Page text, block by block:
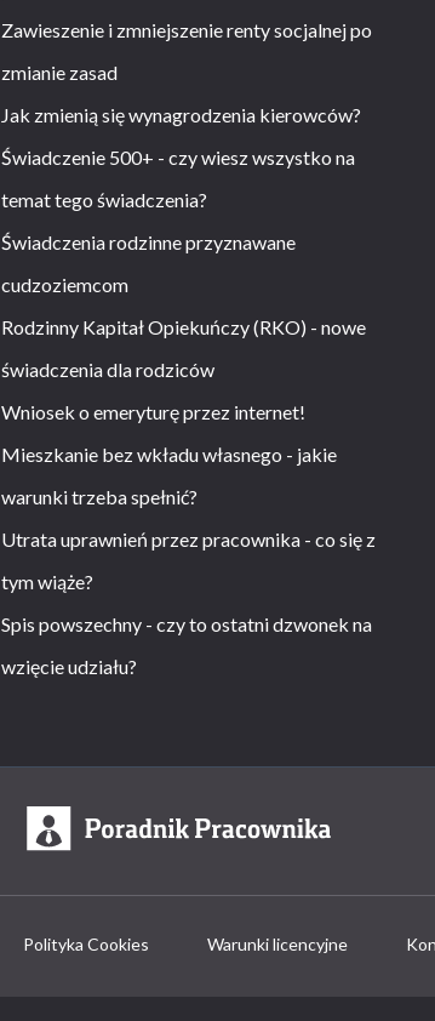
Zawieszenie i zmniejszenie renty socjalnej po
zmianie zasad
Jak zmienią się wynagrodzenia kierowców?
Świadczenie 500+ - czy wiesz wszystko na
temat tego świadczenia?
Świadczenia rodzinne przyznawane
cudzoziemcom
Rodzinny Kapitał Opiekuńczy (RKO) - nowe
świadczenia dla rodziców
Wniosek o emeryturę przez internet!
Mieszkanie bez wkładu własnego - jakie
warunki trzeba spełnić?
Utrata uprawnień przez pracownika - co się z
tym wiąże?
Spis powszechny - czy to ostatni dzwonek na
wzięcie udziału?
Polityka Cookies Warunki licencyjne